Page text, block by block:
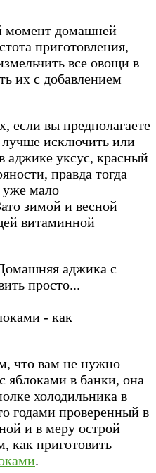
момент домашней
приготовления,
все овощи в
их с добавлением
если вы предполагаете
лучше исключить или
аджике уксус, красный
правда тогда
уже мало
зимой и весной
витаминной
аджика с
просто...
что вам не нужно
яблоками в банки, она
холодильника в
годами проверенный в
и в меру острой
как приготовить
.